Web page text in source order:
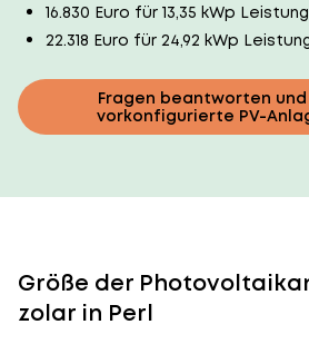
16.830 Euro für 13,35 kWp Leistung
22.318 Euro für 24,92 kWp
Fragen beantworten
vorkonfigurierte PV-
Größe der
zolar in Perl